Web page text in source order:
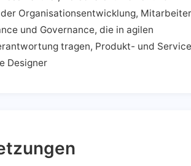
Organisationsentwicklung, Mitarbeiter
und Governance, die in agilen
tragen, Produkt- und
Designer